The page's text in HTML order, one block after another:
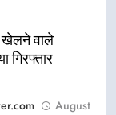
खेलने वाले
गिरफ्तार
August